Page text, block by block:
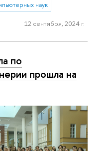
наук
12 сентября, 2024 г.
по
прошла на